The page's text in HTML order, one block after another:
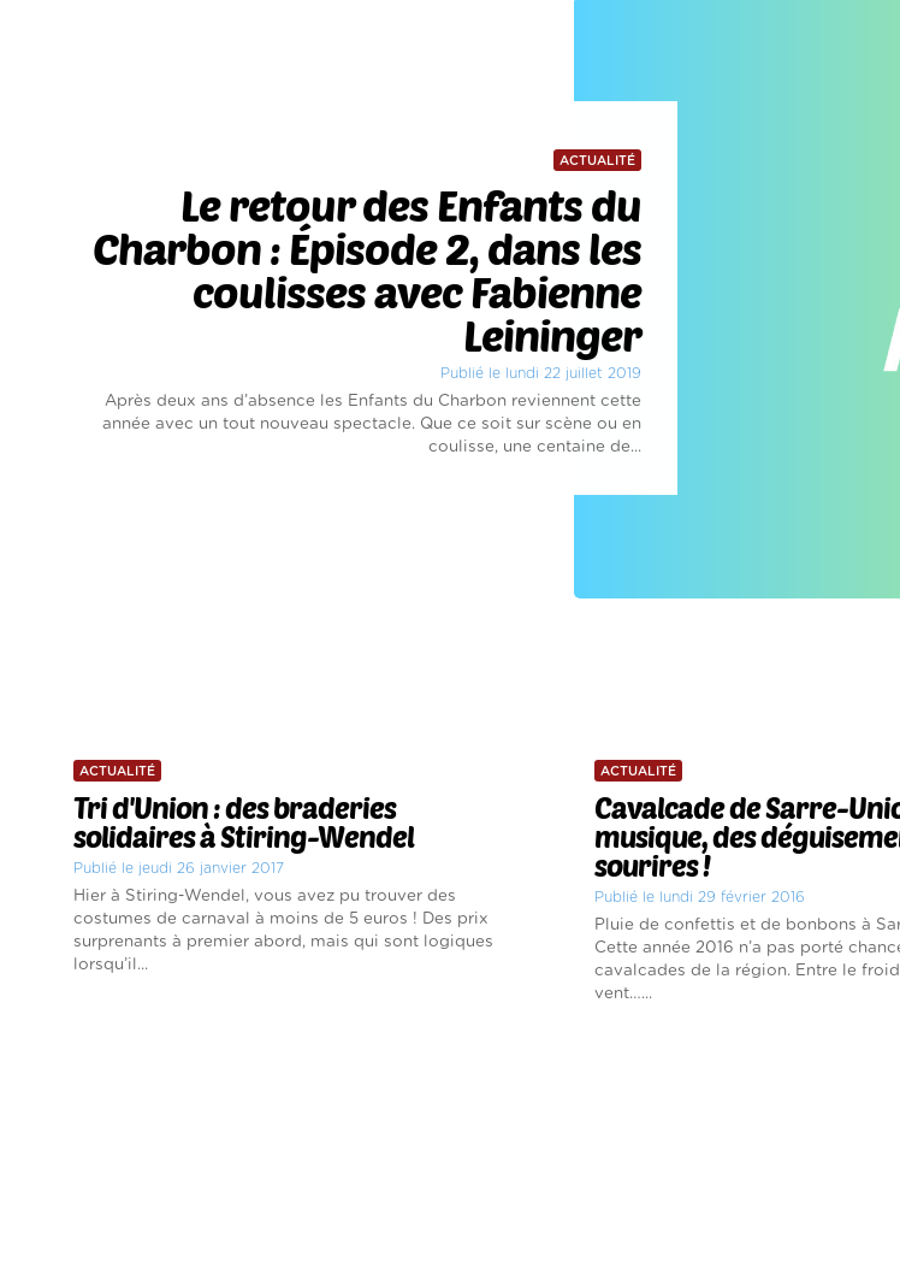
ACTUALITÉ
Le retour des Enfants du
Charbon : Épisode 2, dans les
coulisses avec Fabienne
Leininger
Publié le lundi 22 juillet 2019
Après deux ans d’absence les Enfants du Charbon reviennent cette
année avec un tout nouveau spectacle. Que ce soit sur scène ou en
coulisse, une centaine de...
ACTUALITÉ
Tri d'Union : des braderies
solidaires à Stiring-Wendel
Publié le jeudi 26 janvier 2017
Hier à Stiring-Wendel, vous avez pu trouver des
costumes de carnaval à moins de 5 euros ! Des prix
surprenants à premier abord, mais qui sont logiques
lorsqu’il...
ACTUALITÉ
Cavalcade de Sarre-
musique, des
sourires !
Publié le lundi 29 février 2016
Pluie de confettis et de bonbons à
Cette année 2016 n’a pas porté
cavalcades de la région. Entre le
vent…...